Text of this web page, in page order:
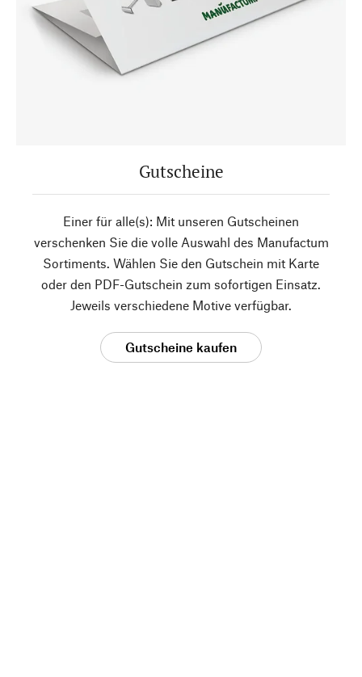
Gutscheine
Einer für alle(s): Mit unseren Gutscheinen
verschenken Sie die volle Auswahl des Manufactum
Sortiments. Wählen Sie den Gutschein mit Karte
oder den PDF-Gutschein zum sofortigen Einsatz.
Jeweils verschiedene Motive verfügbar.
Gutscheine kaufen